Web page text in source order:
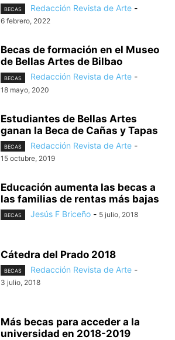
BECAS Redacción Revista de Arte -
6 febrero, 2022
Becas de formación en el Museo
de Bellas Artes de Bilbao
BECAS Redacción Revista de Arte -
18 mayo, 2020
Estudiantes de Bellas Artes
ganan la Beca de Cañas y Tapas
BECAS Redacción Revista de Arte -
15 octubre, 2019
Educación aumenta las becas a
las familias de rentas más bajas
BECAS Jesús F Briceño - 5 julio, 2018
Cátedra del Prado 2018
BECAS Redacción Revista de Arte -
3 julio, 2018
Más becas para acceder a la
universidad en 2018-2019